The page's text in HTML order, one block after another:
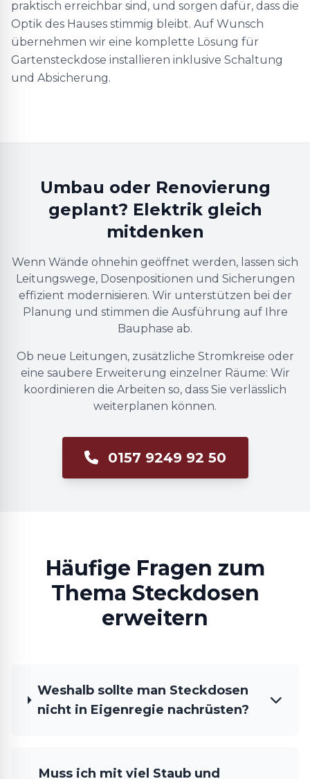
praktisch erreichbar sind, und sorgen dafür, dass die
Optik des Hauses stimmig bleibt. Auf Wunsch
übernehmen wir eine komplette Lösung für
Gartensteckdose installieren inklusive Schaltung
und Absicherung.
Umbau oder Renovierung
geplant? Elektrik gleich
mitdenken
Wenn Wände ohnehin geöffnet werden, lassen sich
Leitungswege, Dosenpositionen und Sicherungen
effizient modernisieren. Wir unterstützen bei der
Planung und stimmen die Ausführung auf Ihre
Bauphase ab.
Ob neue Leitungen, zusätzliche Stromkreise oder
eine saubere Erweiterung einzelner Räume: Wir
koordinieren die Arbeiten so, dass Sie verlässlich
weiterplanen können.
0157 9249 92 50
Häufige Fragen zum
Thema Steckdosen
erweitern
Weshalb sollte man Steckdosen
nicht in Eigenregie nachrüsten?
Muss ich mit viel Staub und